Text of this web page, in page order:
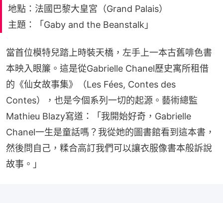
地點：法國巴黎大皇宮（Grand Palais）
主題：「Gaby and the Beanstalk」
當首位模特兒踏上時裝天橋，左手上一本古舊啡色書
本映入眼簾。這是從Gabrielle Chanel歷史寓所租借
的《仙女故事集》（Les Fées, Contes des
Contes），也是今個系列一切的起源。藝術總監
Mathieu Blazy寫道：「我開始好奇，Gabrielle
Chanel一生是童話嗎？我從她的圖書館看到這本書，
然後問自己，糅合高訂我們可以讓衣服像書本般訴說
故事。」